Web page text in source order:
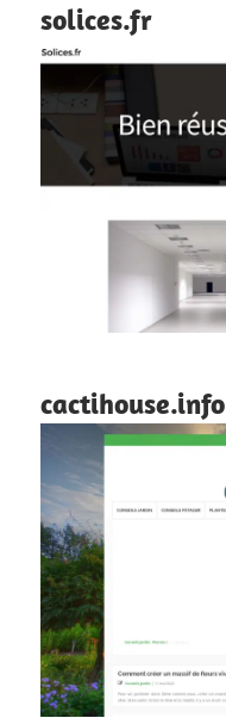
solices.fr
cactihouse.info